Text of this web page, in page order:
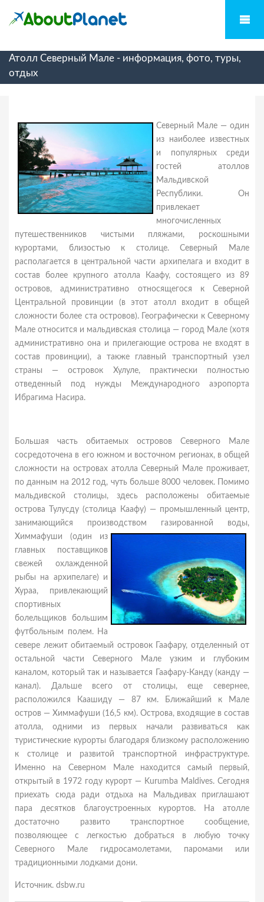
Атолл Северный Мале - информация, фото, туры,
отдых
Северный Мале — один
из наиболее известных
и популярных среди
гостей атоллов
Мальдивской
Республики. Он
привлекает
многочисленных
путешественников чистыми пляжами, роскошными
курортами, близостью к столице. Северный Мале
располагается в центральной части архипелага и входит в
состав более крупного атолла Каафу, состоящего из 89
островов, административно относящегося к Северной
Центральной провинции (в этот атолл входит в общей
сложности более ста островов). Географически к Северному
Мале относится и мальдивская столица — город Мале (хотя
административно она и прилегающие острова не входят в
состав провинции), а также главный транспортный узел
страны — островок Хулуле, практически полностью
отведенный под нужды Международного аэропорта
Ибрагима Насира.
Большая часть обитаемых островов Северного Мале
сосредоточена в его южном и восточном регионах, в общей
сложности на островах атолла Северный Мале проживает,
по данным на 2012 год, чуть больше 8000 человек. Помимо
мальдивской столицы, здесь расположены обитаемые
острова Тулусду (столица Каафу) — промышленный центр,
занимающийся производством газированной воды,
Химмафуши (один из
главных поставщиков
свежей охлажденной
рыбы на архипелаге) и
Хураа, привлекающий
спортивных
болельщиков большим
футбольным полем. На
севере лежит обитаемый островок Гаафару, отделенный от
остальной части Северного Мале узким и глубоким
каналом, который так и называется Гаафару-Канду (канду —
канал). Дальше всего от столицы, еще севернее,
расположился Каашиду — 87 км. Ближайший к Мале
остров — Химмафуши (16,5 км). Острова, входящие в состав
атолла, одними из первых начали развиваться как
туристические курорты благодаря близкому расположению
к столице и развитой транспортной инфраструктуре.
Именно на Северном Мале находится самый первый,
открытый в 1972 году курорт — Kurumba Maldives. Сегодня
приехать сюда ради отдыха на Мальдивах приглашают
пара десятков благоустроенных курортов. На атолле
достаточно развито транспортное сообщение,
позволяющее с легкостью добраться в любую точку
Северного Мале гидросамолетами, паромами или
традиционными лодками дони.
Источник. dsbw.ru